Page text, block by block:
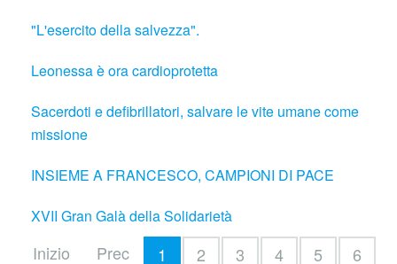
"L'esercito della salvezza".
Leonessa è ora cardioprotetta
Sacerdoti e defibrillatori, salvare le vite umane come
missione
INSIEME A FRANCESCO, CAMPIONI DI PACE
XVII Gran Galà della Solidarietà
Inizio Prec 1 2 3 4 5
6